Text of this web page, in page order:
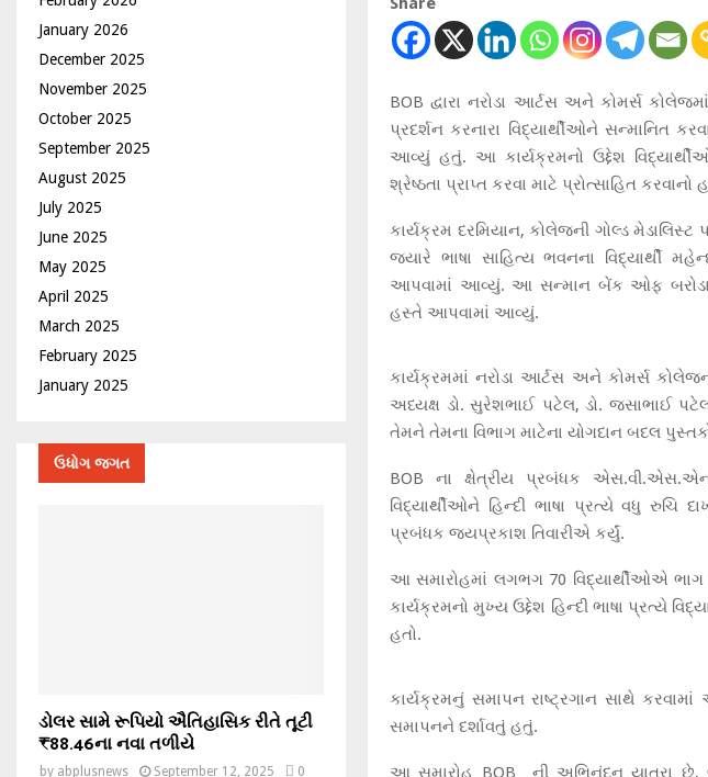
BOB દ્વારા નરોડા આર્ટસ અને કોમર્સ
પ્રદર્શન કરનારા વિદ્યાર્થીઓને સન્માનિત
આવ્યું હતું. આ કાર્યક્રમનો ઉદ્દેશ
શ્રેષ્ઠતા પ્રાપ્ત કરવા માટે પ્રોત્સાહિત કરવાનો
કાર્યક્રમ દરમિયાન, કોલેજની ગોલ્ડ
જ્યારે ભાષા સાહિત્ય ભવનના વિદ્યાર્થી
આપવામાં આવ્યું. આ સન્માન બેંક ઓફ
હસ્તે આપવામાં આવ્યું.
કાર્યક્રમમાં નરોડા આર્ટસ અને કોમર્સ
અધ્યક્ષ ડો. સુરેશભાઈ પટેલ, ડો. જસાભાઈ
તેમને તેમના વિભાગ માટેના યોગદાન બદલ
BOB ના ક્ષેત્રીય પ્રબંધક
વિદ્યાર્થીઓને હિન્દી ભાષા પ્રત્યે વધુ રુચિ
પ્રબંધક જયપ્રકાશ તિવારીએ કર્યું.
આ સમારોહમાં લગભગ 70 વિદ્યાર્થીઓએ ભાગ
કાર્યક્રમનો મુખ્ય ઉદ્દેશ હિન્દી ભાષા પ્રત્યે
હતો.
કાર્યક્રમનું સમાપન રાષ્ટ્રગાન સાથે
સમાપનને દર્શાવતું હતું.
આ સમારોહ BOB ની અભિનંદન યાત્રા છે,
January 2026
December 2025
November 2025
October 2025
September 2025
August 2025
July 2025
June 2025
May 2025
April 2025
March 2025
February 2025
January 2025
ઉધોગ જગત
ડોલર સામે રૂપિયો ઐતિહાસિક રીતે તૂટી
₹88.46ના નવા તળીયે
by abplusnews September 12, 2025 0